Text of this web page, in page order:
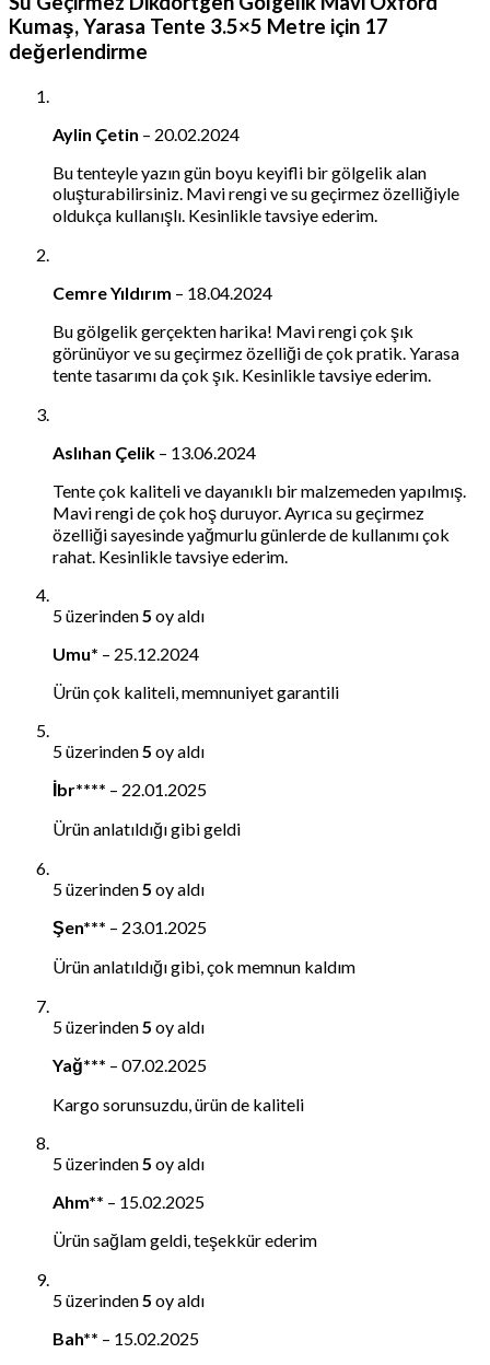
Kumaş, Yarasa Tente 3.5×5 Metre için 17
değerlendirme
Aylin Çetin – 20.02.2024
Bu tenteyle yazın gün boyu keyifli bir gölgelik alan
oluşturabilirsiniz. Mavi rengi ve su geçirmez özelliğiyle
oldukça kullanışlı. Kesinlikle tavsiye ederim.
Cemre Yıldırım – 18.04.2024
Bu gölgelik gerçekten harika! Mavi rengi çok şık
görünüyor ve su geçirmez özelliği de çok pratik. Yarasa
tente tasarımı da çok şık. Kesinlikle tavsiye ederim.
Aslıhan Çelik – 13.06.2024
Tente çok kaliteli ve dayanıklı bir malzemeden yapılmış.
Mavi rengi de çok hoş duruyor. Ayrıca su geçirmez
özelliği sayesinde yağmurlu günlerde de kullanımı çok
rahat. Kesinlikle tavsiye ederim.
5 üzerinden5 oy aldı
Umu* – 25.12.2024
Ürün çok kaliteli, memnuniyet garantili
5 üzerinden5 oy aldı
İbr**** – 22.01.2025
Ürün anlatıldığı gibi geldi
5 üzerinden5 oy aldı
Şen*** – 23.01.2025
Ürün anlatıldığı gibi, çok memnun kaldım
5 üzerinden5 oy aldı
Yağ*** – 07.02.2025
Kargo sorunsuzdu, ürün de kaliteli
5 üzerinden5 oy aldı
Ahm** – 15.02.2025
Ürün sağlam geldi, teşekkür ederim
5 üzerinden5 oy aldı
Bah** – 15.02.2025